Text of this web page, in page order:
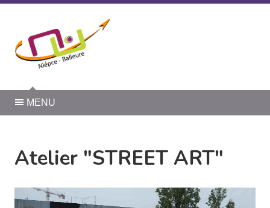
MENU
Atelier "STREET ART"
Panneau de gestion des cookies